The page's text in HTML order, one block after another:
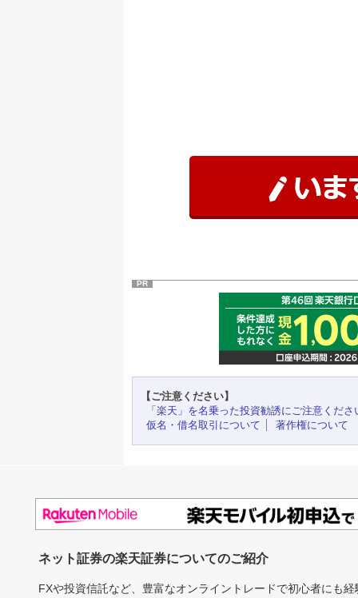
PR
【ご注意ください】
「楽天」を名乗った投資勧誘にご注意くださ
仮名・借名取引について
著作権について
ネット証券の楽天証券についてのご紹介
FXや投資信託など、豊富なオンライントレードで初心者にも